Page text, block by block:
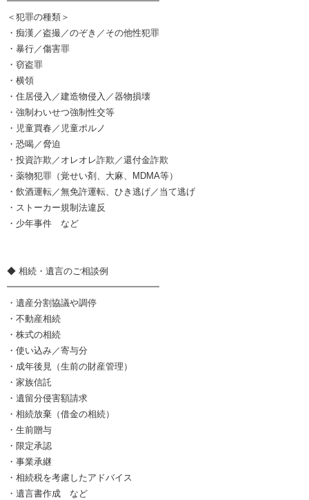
＜犯罪の種類＞
・痴漢／盗撮／のぞき／その他性犯罪
・暴行／傷害罪
・窃盗罪
・横領
・住居侵入／建造物侵入／器物損壊
・強制わいせつ強制性交等
・児童買春／児童ポルノ
・恐喝／脅迫
・投資詐欺／オレオレ詐欺／還付金詐欺
・薬物犯罪（覚せい剤、大麻、MDMA等）
・飲酒運転／無免許運転、ひき逃げ／当て逃げ
・ストーカー規制法違反
・少年事件 など
◆ 相続・遺言のご相談例
━━━━━━━━━━━━━━━━━
・遺産分割協議や調停
・不動産相続
・株式の相続
・使い込み／寄与分
・成年後見（生前の財産管理）
・家族信託
・遺留分侵害額請求
・相続放棄（借金の相続）
・生前贈与
・限定承認
・事業承継
・相続税を考慮したアドバイス
・遺言書作成 など